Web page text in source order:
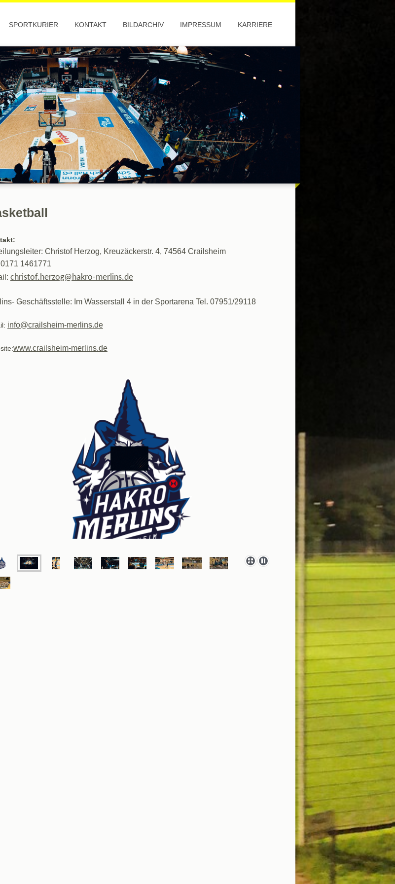
SPORTKURIER KONTAKT BILDARCHIV IMPRESSUM KARRIERE
Christof Herzog, Kreuzäckerstr. 4, 74564 Crailsheim
1461771
christof.herzog@hakro-merlins.de
Geschäftsstelle: Im Wasserstall 4 in der Sportarena Tel. 07951/29118
info@crailsheim-merlins.de
www.crailsheim-merlins.de